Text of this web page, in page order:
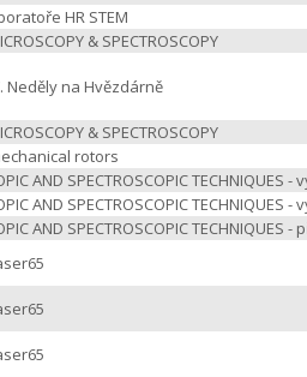
HR STEM
& SPECTROSCOPY
Neděly na Hvězdárně
& SPECTROSCOPY
rotors
AND SPECTROSCOPIC
AND SPECTROSCOPIC
AND SPECTROSCOPIC TECHNIQUES